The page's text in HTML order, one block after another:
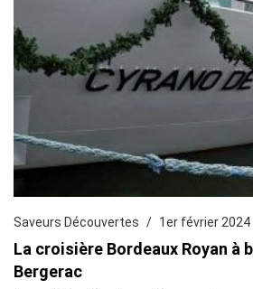
Saveurs Découvertes 1er février 2024
La croisière Bordeaux Royan à
Bergerac